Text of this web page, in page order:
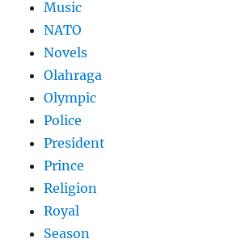
Music
NATO
Novels
Olahraga
Olympic
Police
President
Prince
Religion
Royal
Season